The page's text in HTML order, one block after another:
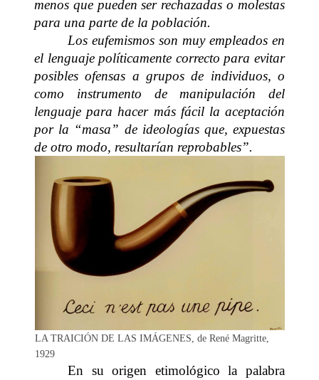
menos que pueden ser rechazadas o molestas
para una parte de la población.
Los eufemismos son muy empleados en
el lenguaje políticamente correcto para evitar
posibles ofensas a grupos de individuos, o
como instrumento de manipulación del
lenguaje para hacer más fácil la aceptación
por la “masa” de ideologías que, expuestas
de otro modo, resultarían reprobables”.
LA TRAICIÓN DE LAS IMÁGENES, de René Magritte,
1929
En su origen etimológico la palabra